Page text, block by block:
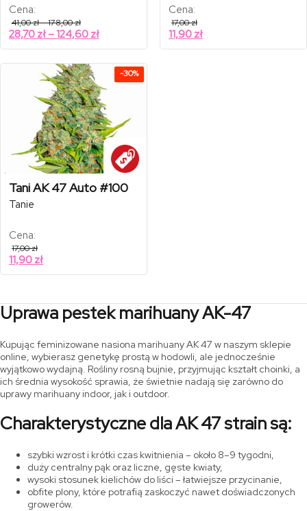
Cena:
41,00zł–178,00złZakres
cen:
od
41,00 zł
178,00 zł
28,70 zł – 124,60 złZakres
cen:
28,70 zł
do
124,60 zł
Cena:
17,00zł
11,90 zł
-30%
Tani AK 47 Auto #100
Tanie
Cena:
17,00zł
11,90 zł
Uprawa pestek marihuany AK-47
Kupując feminizowane nasiona marihuany AK 47 w naszym sklepie
online, wybierasz genetykę prostą w hodowli, ale jednocześnie
wyjątkowo wydajną. Rośliny rosną bujnie, przyjmując kształt choinki, a
ich średnia wysokość sprawia, że świetnie nadają się zarówno do
uprawy marihuany indoor, jak i outdoor.
Charakterystyczne dla AK 47 strain są:
szybki wzrost i krótki czas kwitnienia – około 8–9 tygodni,
duży centralny pąk oraz liczne, gęste kwiaty,
wysoki stosunek kielichów do liści – łatwiejsze przycinanie,
obfite plony, które potrafią zaskoczyć nawet doświadczonych
growerów.